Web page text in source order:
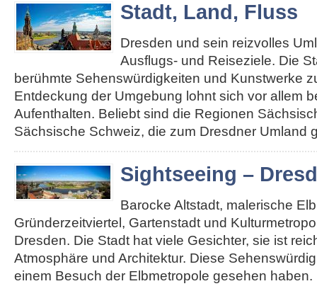
Stadt, Land, Fluss
Dresden und sein reizvolles
Ausflugs- und Reiseziele. Die
berühmte Sehenswürdigkeiten und Kunstwerke
Entdeckung der Umgebung lohnt sich vor allem
Aufenthalten. Beliebt sind die Regionen
Sächsische Schweiz, die zum Dresdner Umland
Sightseeing –
Barocke Altstadt, malerische
Gründerzeitviertel, Gartenstadt und
Dresden. Die Stadt hat viele Gesichter, sie ist
Atmosphäre und Architektur. Diese
einem Besuch der Elbmetropole gesehen haben.